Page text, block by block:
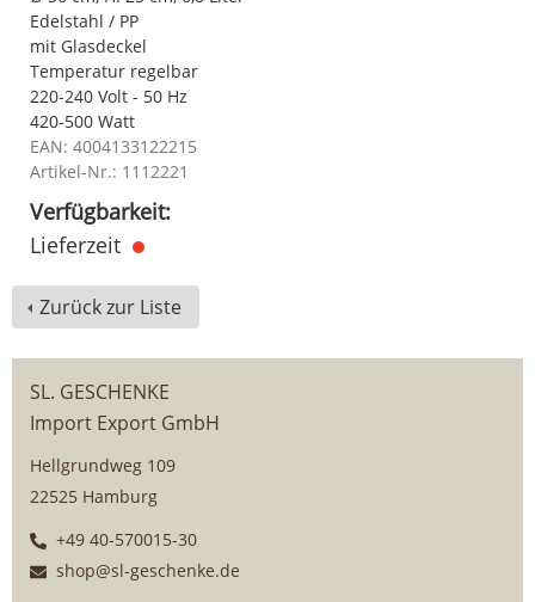
Edelstahl / PP
mit Glasdeckel
Temperatur regelbar
220-240 Volt - 50 Hz
420-500 Watt
EAN: 4004133122215
Artikel-Nr.: 1112221
Verfügbarkeit:
Lieferzeit
Zurück zur Liste
SL. GESCHENKE
Import Export GmbH
Hellgrundweg 109
22525 Hamburg
+49 40-570015-30
shop@sl-geschenke.de